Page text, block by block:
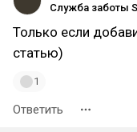
Только если
статью)
1
Ответить